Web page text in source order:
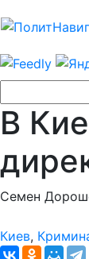
В
Семен
Киев,